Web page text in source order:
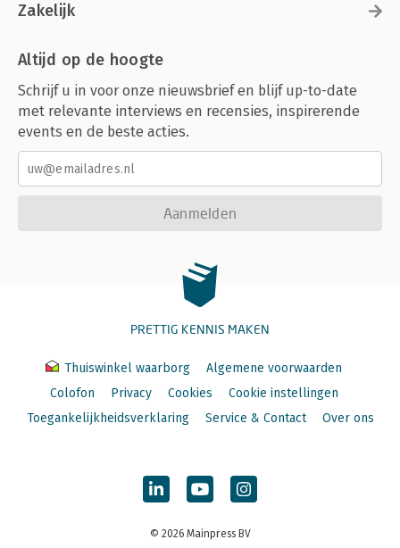
Zakelijk
Altijd op de hoogte
Schrijf u in voor onze nieuwsbrief en blijf up-to-date
met relevante interviews en recensies, inspirerende
events en de beste acties.
Aanmelden
PRETTIG KENNIS MAKEN
Thuiswinkel waarborg
Algemene voorwaarden
Colofon
Privacy Cookies
Cookie instellingen
Toegankelijkheidsverklaring
Service & Contact Over ons
© 2026 Mainpress BV